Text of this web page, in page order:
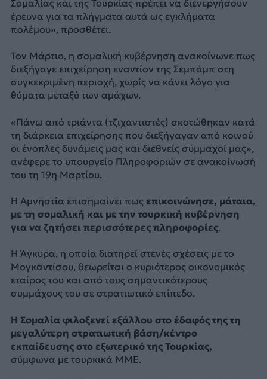
Σομαλίας και της Τουρκίας πρέπει να διενεργήσουν
έρευνα για τα πλήγματα αυτά ως εγκλήματα
πολέμου», προσθέτει.
Τον Μάρτιο, η σομαλική κυβέρνηση ανακοίνωνε πως
διεξήγαγε επιχείρηση εναντίον της Σεμπάμπ στη
συγκεκριμένη περιοχή, χωρίς να κάνει λόγο για
θύματα μεταξύ των αμάχων.
«Πάνω από τριάντα (τζιχαντιστές) σκοτώθηκαν κατά
τη διάρκεια επιχείρησης που διεξήγαγαν από κοινού
οι ένοπλες δυνάμεις μας και διεθνείς σύμμαχοί μας»,
ανέφερε το υπουργείο Πληροφοριών σε ανακοίνωσή
του τη 19η Μαρτίου.
Η Αμνηστία επισημαίνει πως επικοινώνησε, μάταια,
με τη σομαλική και με την τουρκική κυβέρνηση
για να ζητήσει περισσότερες πληροφορίες.
Η Άγκυρα, η οποία διατηρεί στενές σχέσεις με το
Μογκαντίσου, θεωρείται ο κυριότερος οικονομικός
εταίρος του και από τους σημαντικότερους
συμμάχους του σε στρατιωτικό επίπεδο.
Η Σομαλία φιλοξενεί εξάλλου στο έδαφός της τη
μεγαλύτερη στρατιωτική βάση/κέντρο
εκπαίδευσης στο εξωτερικό της Τουρκίας,
σύμφωνα με τουρκικά ΜΜΕ.